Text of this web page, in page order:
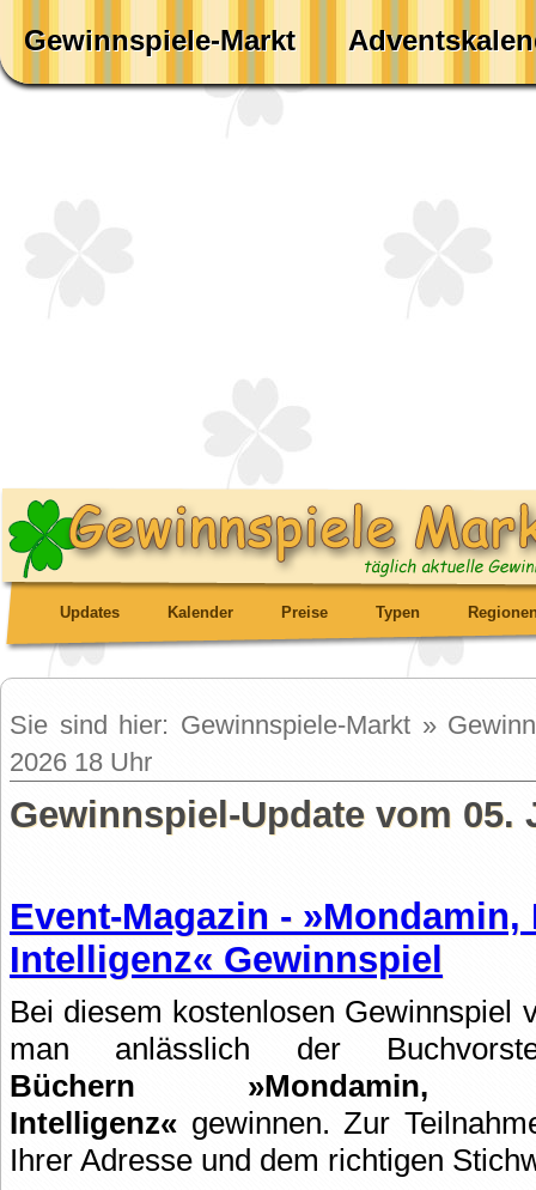
Gewinnspiele-Markt
Updates Kalender Preise Typen
Sie sind hier: Gewinnspiele-Markt »
2026 18 Uhr
Gewinnspiel-Update vom 05.
Event-Magazin -
Intelligenz« Gewinnspiel
Bei diesem kostenlosen
man anlässlich der
Büchern »Mondamin,
Intelligenz« gewinnen. Zur
Ihrer Adresse und dem richtigen